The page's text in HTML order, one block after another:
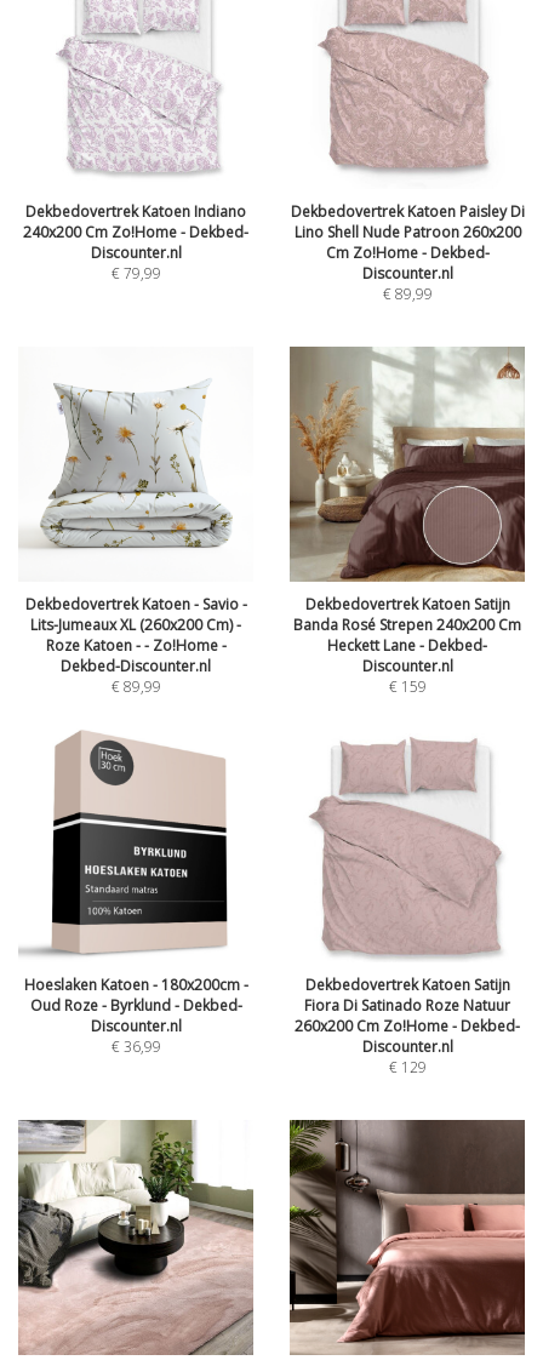
Dekbedovertrek Katoen Indiano
240x200 Cm Zo!Home - Dekbed-
Discounter.nl
€79,99
Dekbedovertrek Katoen Paisley Di
Lino Shell Nude Patroon 260x200
Cm Zo!Home - Dekbed-
Discounter.nl
€89,99
Dekbedovertrek Katoen - Savio -
Lits-Jumeaux XL (260x200 Cm) -
Roze Katoen - - Zo!Home -
Dekbed-Discounter.nl
€89,99
Dekbedovertrek Katoen Satijn
Banda Rosé Strepen 240x200 Cm
Heckett Lane - Dekbed-
Discounter.nl
€ 159
Hoeslaken Katoen - 180x200cm -
Oud Roze - Byrklund - Dekbed-
Discounter.nl
€36,99
Dekbedovertrek Katoen Satijn
Fiora Di Satinado Roze Natuur
260x200 Cm Zo!Home - Dekbed-
Discounter.nl
€ 129